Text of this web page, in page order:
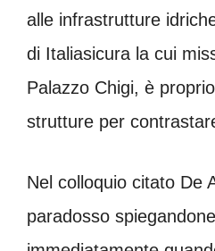
alle infrastrutture
di Italiasicura la cui
Palazzo Chigi, è
strutture per
Nel colloquio citato De
paradosso